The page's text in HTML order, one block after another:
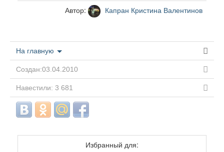
Автор: Капран Кристина Валентинов
На главную
Создан:03.04.2010
Навестили: 3 681
Избранный для: